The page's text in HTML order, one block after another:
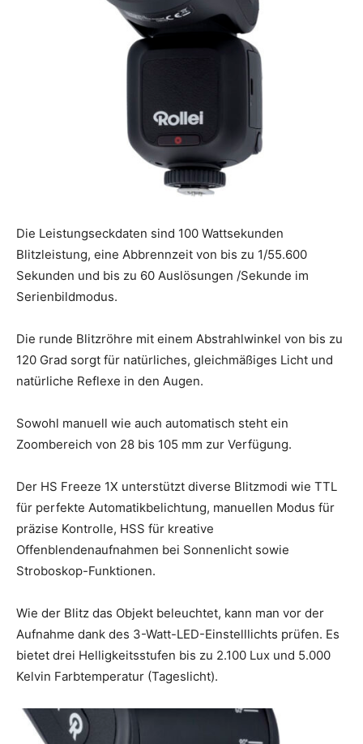
Die Leistungseckdaten sind 100 Wattsekunden
Blitzleistung, eine Abbrennzeit von bis zu 1/55.600
Sekunden und bis zu 60 Auslösungen /Sekunde im
Serienbildmodus.
Die runde Blitzröhre mit einem Abstrahlwinkel von bis zu
120 Grad sorgt für natürliches, gleichmäßiges Licht und
natürliche Reflexe in den Augen.
Sowohl manuell wie auch automatisch steht ein
Zoombereich von 28 bis 105 mm zur Verfügung.
Der HS Freeze 1X unterstützt diverse Blitzmodi wie TTL
für perfekte Automatikbelichtung, manuellen Modus für
präzise Kontrolle, HSS für kreative
Offenblendenaufnahmen bei Sonnenlicht sowie
Stroboskop-Funktionen.
Wie der Blitz das Objekt beleuchtet, kann man vor der
Aufnahme dank des 3-Watt-LED-Einstelllichts prüfen. Es
bietet drei Helligkeitsstufen bis zu 2.100 Lux und 5.000
Kelvin Farbtemperatur (Tageslicht).